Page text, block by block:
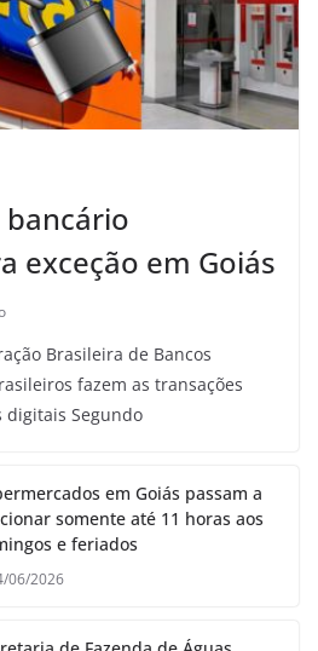
exceção em Goiás
Brasileira de Bancos
fazem as transações
digitais Segundo
em Goiás passam a
somente até 11 horas aos
e feriados
06/2026